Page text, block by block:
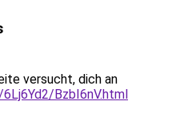
versucht, dich an
BzbI6nV.html